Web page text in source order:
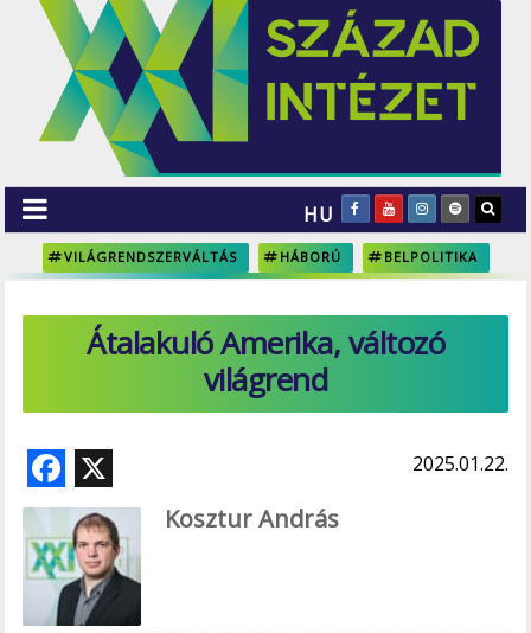
HU
VILÁGRENDSZERVÁLTÁS HÁBORÚ BELPOLITIKA
Átalakuló Amerika, változó
világrend
F
ac
e
b
o
2025.01.22.
Kosztur András